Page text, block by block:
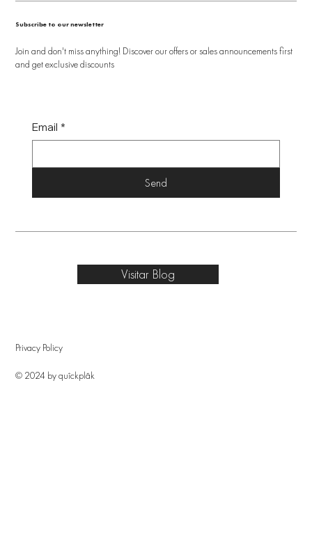
Subscribe to our newsletter
Join and don't miss anything! Discover our offers or sales announcements first
and get exclusive discounts
Email *
Send
Privacy Policy
© 2024 by quîckplâk
Visitar Blog